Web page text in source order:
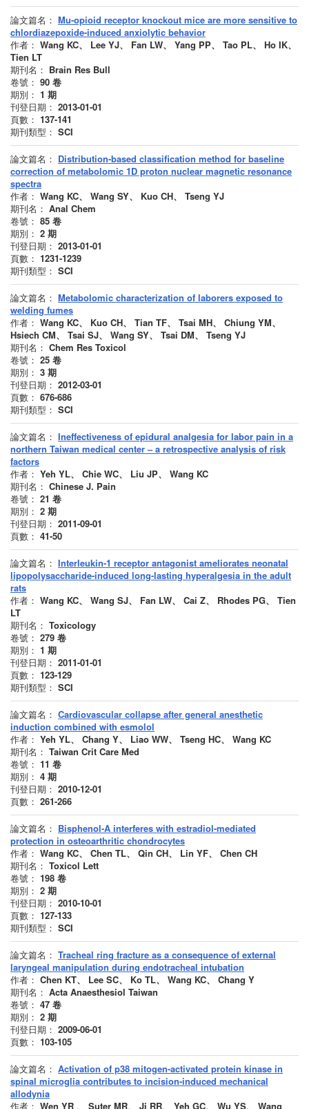
論文篇名： Mu-opioid receptor knockout mice are more sensitive to
chlordiazepoxide-induced anxiolytic behavior
作者： Wang KC、 Lee YJ、 Fan LW、 Yang PP、 Tao PL、 Ho IK、
Tien LT
期刊名： Brain Res Bull
卷號： 90 卷
期別： 1 期
刊登日期： 2013-01-01
頁數： 137-141
期刊類型： SCI
論文篇名： Distribution-based classification method for baseline
correction of metabolomic 1D proton nuclear magnetic resonance
spectra
作者： Wang KC、 Wang SY、 Kuo CH、 Tseng YJ
期刊名： Anal Chem
卷號： 85 卷
期別： 2 期
刊登日期： 2013-01-01
頁數： 1231-1239
期刊類型： SCI
論文篇名： Metabolomic characterization of laborers exposed to
welding fumes
作者： Wang KC、 Kuo CH、 Tian TF、 Tsai MH、 Chiung YM、
Hsiech CM、 Tsai SJ、 Wang SY、 Tsai DM、 Tseng YJ
期刊名： Chem Res Toxicol
卷號： 25 卷
期別： 3 期
刊登日期： 2012-03-01
頁數： 676-686
期刊類型： SCI
論文篇名： Ineffectiveness of epidural analgesia for labor pain in a
northern Taiwan medical center – a retrospective analysis of risk
factors
作者： Yeh YL、 Chie WC、 Liu JP、 Wang KC
期刊名： Chinese J. Pain
卷號： 21 卷
期別： 2 期
刊登日期： 2011-09-01
頁數： 41-50
論文篇名： Interleukin-1 receptor antagonist ameliorates neonatal
lipopolysaccharide-induced long-lasting hyperalgesia in the adult
rats
作者： Wang KC、 Wang SJ、 Fan LW、 Cai Z、 Rhodes PG、 Tien
LT
期刊名： Toxicology
卷號： 279 卷
期別： 1 期
刊登日期： 2011-01-01
頁數： 123-129
期刊類型： SCI
論文篇名： Cardiovascular collapse after general anesthetic
induction combined with esmolol
作者： Yeh YL、 Chang Y、 Liao WW、 Tseng HC、 Wang KC
期刊名： Taiwan Crit Care Med
卷號： 11 卷
期別： 4 期
刊登日期： 2010-12-01
頁數： 261-266
論文篇名： Bisphenol-A interferes with estradiol-mediated
protection in osteoarthritic chondrocytes
作者： Wang KC、 Chen TL、 Qin CH、 Lin YF、 Chen CH
期刊名： Toxicol Lett
卷號： 198 卷
期別： 2 期
刊登日期： 2010-10-01
頁數： 127-133
期刊類型： SCI
論文篇名： Tracheal ring fracture as a consequence of external
laryngeal manipulation during endotracheal intubation
作者： Chen KT、 Lee SC、 Ko TL、 Wang KC、 Chang Y
期刊名： Acta Anaesthesiol Taiwan
卷號： 47 卷
期別： 2 期
刊登日期： 2009-06-01
頁數： 103-105
論文篇名： Activation of p38 mitogen-activated protein kinase in
spinal microglia contributes to incision-induced mechanical
allodynia
作者： Wen YR 、 Suter MR、 Ji RR、 Yeh GC、 Wu YS、 Wang